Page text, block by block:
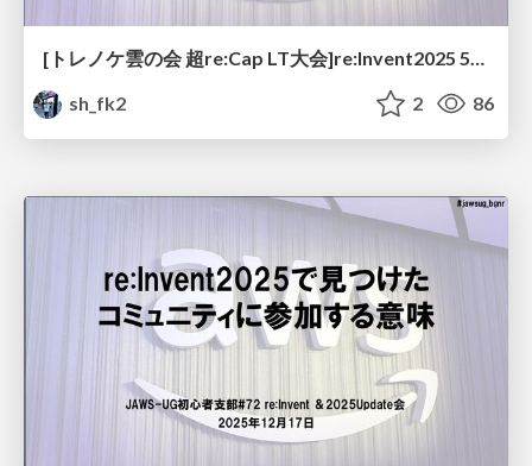
[トレノケ雲の会 超re:Cap LT大会]re:Invent2025 5分で読み解くAWSサポート大変革
sh_fk2
2 86